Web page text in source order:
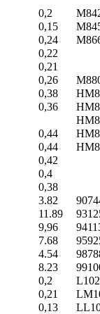
0,2
0,15
0,24
0,22
0,21
0,26
0,38
0,36
0,44
0,44
0,42
0,4
0,38
3.82
11.89
9,96
7.68
4.54
8.23
0,2
0,21
0,13